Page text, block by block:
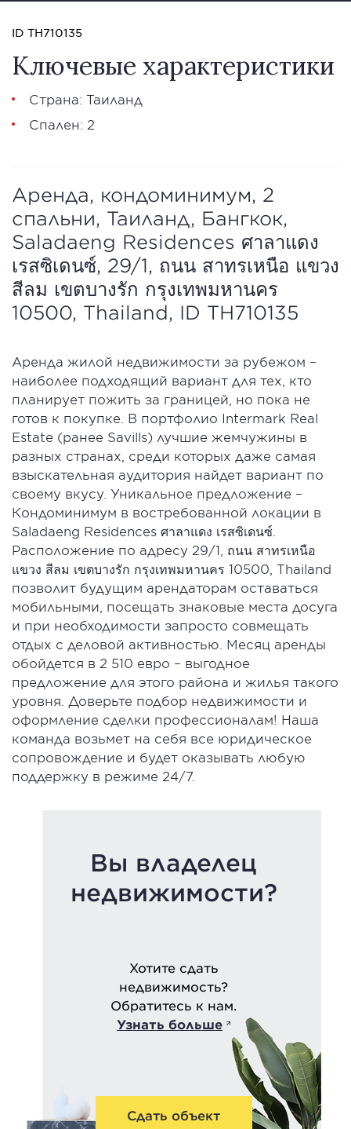
ID TH710135
Ключевые характеристики
Страна: Таиланд
Спален: 2
Аренда, кондоминимум, 2
спальни, Таиланд, Бангкок,
Saladaeng Residences ศาลาแดง
เรสซิเดนซ์, 29/1, ถนน สาทรเหนือ แขวง
สีลม เขตบางรัก กรุงเทพมหานคร
10500, Thailand, ID TH710135
Аренда жилой недвижимости за рубежом –
наиболее подходящий вариант для тех, кто
планирует пожить за границей, но пока не
готов к покупке. В портфолио Intermark Real
Estate (ранее Savills) лучшие жемчужины в
разных странах, среди которых даже самая
взыскательная аудитория найдет вариант по
своему вкусу. Уникальное предложение –
Кондоминимум в востребованной локации в
Saladaeng Residences ศาลาแดง เรสซิเดนซ์.
Расположение по адресу 29/1, ถนน สาทรเหนือ
แขวง สีลม เขตบางรัก กรุงเทพมหานคร 10500, Thailand
позволит будущим арендаторам оставаться
мобильными, посещать знаковые места досуга
и при необходимости запросто совмещать
отдых с деловой активностью. Месяц аренды
обойдется в 2 510 евро – выгодное
предложение для этого района и жилья такого
уровня. Доверьте подбор недвижимости и
оформление сделки профессионалам! Наша
команда возьмет на себя все юридическое
сопровождение и будет оказывать любую
поддержку в режиме 24/7.
Вы владелец
недвижимости?
Хотите сдать
недвижимость?
Обратитесь к нам.
Узнать больше
Сдать объект